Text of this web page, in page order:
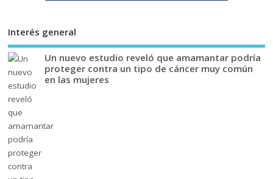
Interés general
Un nuevo estudio reveló que amamantar podría
proteger contra un tipo de cáncer muy común
en las mujeres